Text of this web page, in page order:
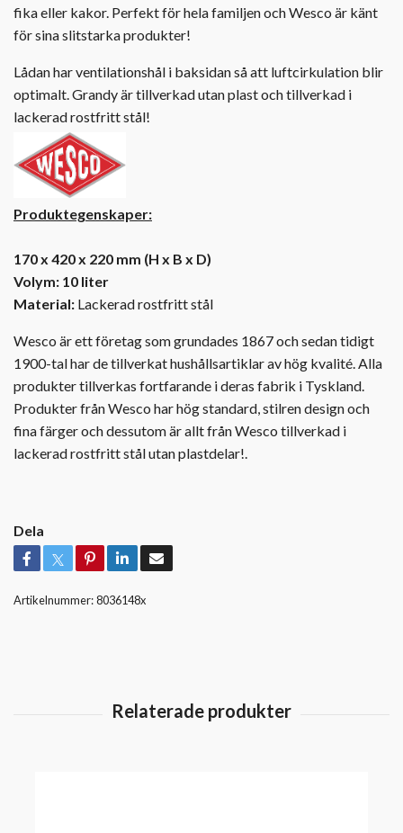
fika eller kakor. Perfekt för hela familjen och Wesco är känt
för sina slitstarka produkter!
Lådan har ventilationshål i baksidan så att luftcirkulation blir
optimalt. Grandy är tillverkad utan plast och tillverkad i
lackerad rostfritt stål!
Produktegenskaper:
170 x 420 x 220 mm (H x B x D)
Volym: 10 liter
Material: Lackerad rostfritt stål
Wesco är ett företag som grundades 1867 och sedan tidigt
1900-tal har de tillverkat hushållsartiklar av hög kvalité. Alla
produkter tillverkas fortfarande i deras fabrik i Tyskland.
Produkter från Wesco har hög standard, stilren design och
fina färger och dessutom är allt från Wesco tillverkad i
lackerad rostfritt stål utan plastdelar!.
Dela
Artikelnummer:8036148x